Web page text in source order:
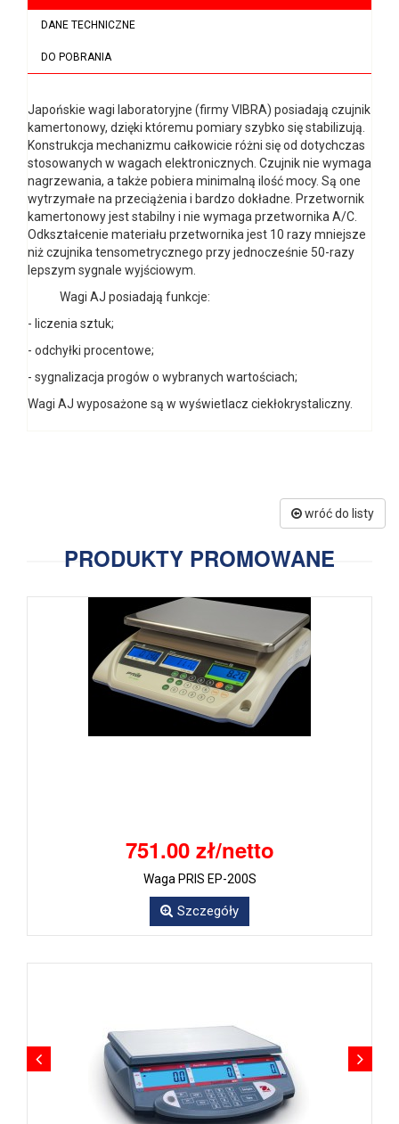
DANE TECHNICZNE
DO POBRANIA
Japońskie wagi laboratoryjne (firmy VIBRA) posiadają czujnik
kamertonowy, dzięki któremu pomiary szybko się stabilizują.
Konstrukcja mechanizmu całkowicie różni się od dotychczas
stosowanych w wagach elektronicznych. Czujnik nie wymaga
nagrzewania, a także pobiera minimalną ilość mocy. Są one
wytrzymałe na przeciążenia i bardzo dokładne. Przetwornik
kamertonowy jest stabilny i nie wymaga przetwornika A/C.
Odkształcenie materiału przetwornika jest 10 razy mniejsze
niż czujnika tensometrycznego przy jednocześnie 50-razy
lepszym sygnale wyjściowym.
Wagi AJ posiadają funkcje:
- liczenia sztuk;
- odchyłki procentowe;
- sygnalizacja progów o wybranych wartościach;
Wagi AJ wyposażone są w wyświetlacz ciekłokrystaliczny.
wróć do listy
PRODUKTY PROMOWANE
751.00 zł/netto
Waga PRIS EP-200S
Szczegóły